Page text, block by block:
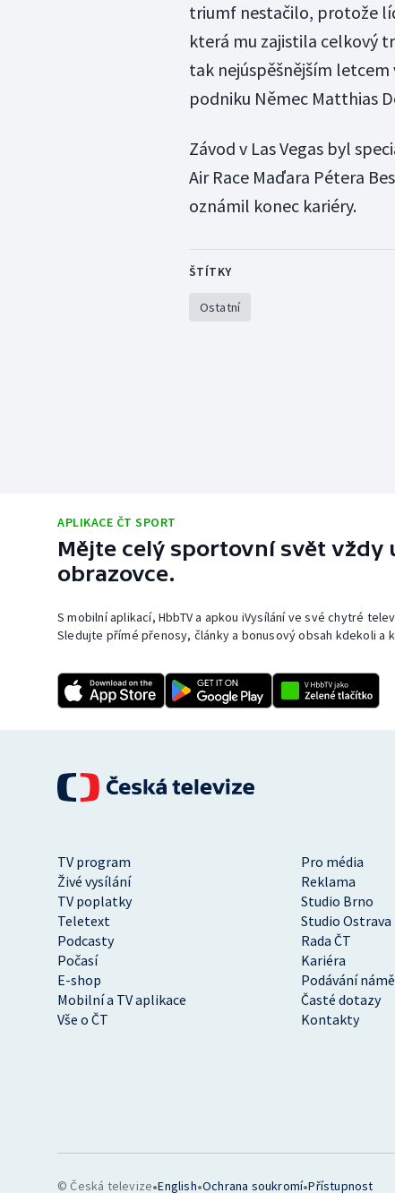
triumf nestačilo, protože
která mu zajistila celkový
tak nejúspěšnějším
podniku Němec Matthias
Závod v Las Vegas byl
Air Race Maďara Pétera
oznámil konec kariéry.
ŠTÍTKY
Ostatní
APLIKACE ČT SPORT
Mějte celý sportovní svět vždy
obrazovce.
S mobilní aplikací, HbbTV a apkou iVysílání ve své chytré
Sledujte přímé přenosy, články a bonusový obsah kdekoli a
TV program
Pro média
Živé vysílání
Reklama
TV poplatky
Studio Brno
Teletext
Studio Ostrava
Podcasty
Rada ČT
Počasí
Kariéra
E-shop
Podávání
Mobilní a TV aplikace
Časté dotazy
Vše o ČT
Kontakty
© Česká televize•English•Ochrana soukromí•Přístupnost